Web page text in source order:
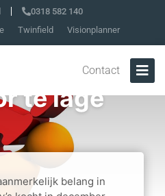
0318 582 140
Twinfield Visionplanner
Contact
aandelen
te lage
belang in